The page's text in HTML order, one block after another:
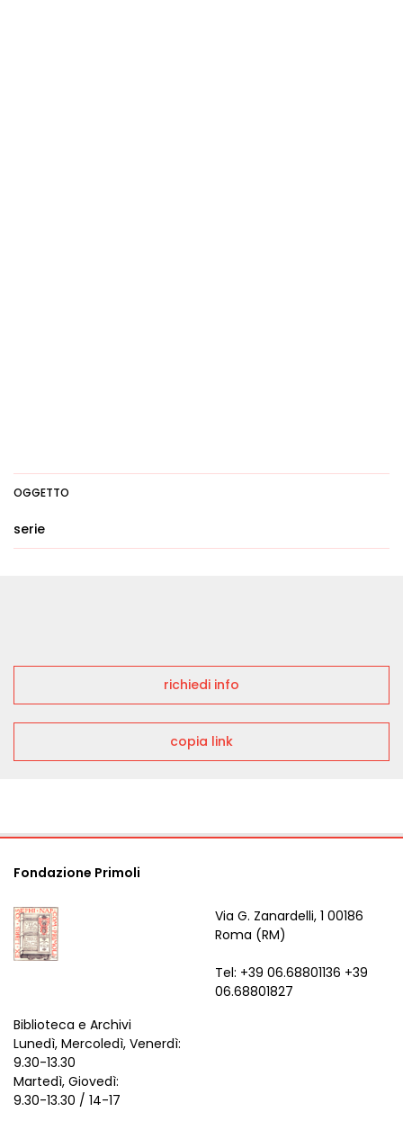
OGGETTO
serie
richiedi info
copia link
Fondazione Primoli
Via G. Zanardelli, 1 00186
Roma (RM)
Tel: +39 06.68801136 +39
06.68801827
Biblioteca e Archivi
Lunedì, Mercoledì, Venerdì:
9.30-13.30
Martedì, Giovedì:
9.30-13.30 / 14-17